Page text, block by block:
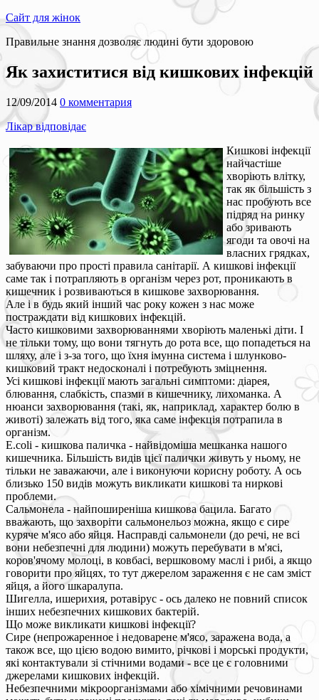
Сайт для жінок
Правильне знання дозволяє людині бути здоровою
Як захиститися від кишкових інфекцій
12/09/2014 0 комментария
Лікар відповідає
Кишкові інфекції
найчастіше
хворіють влітку,
так як більшість з
нас пробують все
підряд на ринку
або зривають
ягоди та овочі на
власних грядках,
забуваючи про прості правила санітарії. А кишкові інфекції
саме так і потрапляють в організм через рот, проникають в
кишечник і розвиваються в кишкове захворювання.
Але і в будь який інший час року кожен з нас може
постраждати від кишкових інфекцій.
Часто кишковими захворюваннями хворіють маленькі діти. І
не тільки тому, що вони тягнуть до рота все, що попадеться на
шляху, але і з-за того, що їхня імунна система і шлунково-
кишковий тракт недосконалі і потребують зміцнення.
Усі кишкові інфекції мають загальні симптоми: діарея,
блювання, слабкість, спазми в кишечнику, лихоманка. А
нюанси захворювання (такі, як, наприклад, характер болю в
животі) залежать від того, яка саме інфекція потрапила в
організм.
E.coli - кишкова паличка - найвідоміша мешканка нашого
кишечника. Більшість видів цієї палички живуть у ньому, не
тільки не заважаючи, але і виконуючи корисну роботу. А ось
близько 150 видів можуть викликати кишкові та ниркові
проблеми.
Сальмонела - найпоширеніша кишкова бацила. Багато
вважають, що захворіти сальмонельоз можна, якщо є сире
куряче м'ясо або яйця. Насправді сальмонели (до речі, не всі
вони небезпечні для людини) можуть перебувати в м'ясі,
коров'ячому молоці, в ковбасі, вершковому маслі і рибі, а якщо
говорити про яйцях, то тут джерелом зараження є не сам зміст
яйця, а його шкаралупа.
Шигелла, ишерихия, ротавірус - ось далеко не повний список
інших небезпечних кишкових бактерій.
Що може викликати кишкові інфекції?
Сире (непрожаренное і недоварене м'ясо, заражена вода, а
також все, що цією водою вимито, річкові і морські продукти,
які контактували зі стічними водами - все це є головними
джерелами кишкових інфекцій.
Небезпечними мікроорганізмами або хімічними речовинами